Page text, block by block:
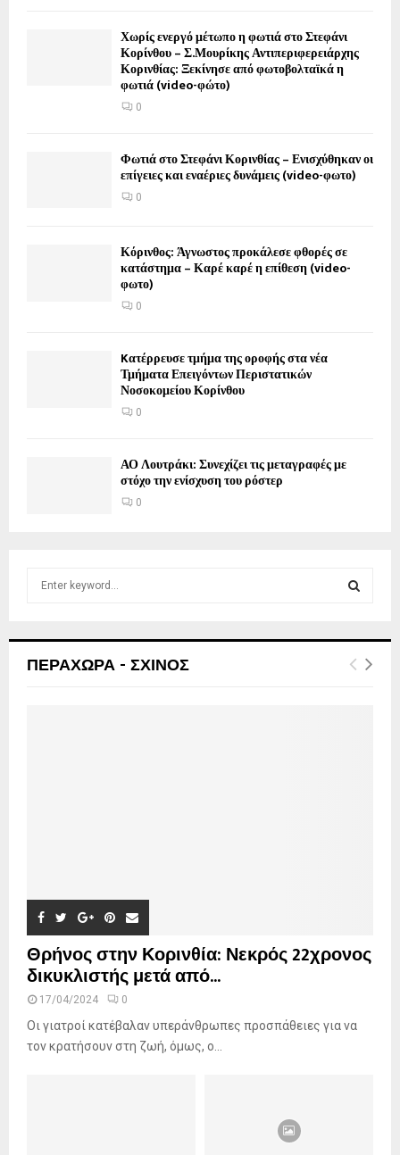
Χωρίς ενεργό μέτωπο η φωτιά στο Στεφάνι
Κορίνθου – Σ.Μουρίκης Αντιπεριφερειάρχης
Κορινθίας: Ξεκίνησε από φωτοβολταϊκά η
φωτιά (video-φώτο)
0
Φωτιά στο Στεφάνι Κορινθίας – Ενισχύθηκαν οι
επίγειες και εναέριες δυνάμεις (video-φωτο)
0
Κόρινθος: Άγνωστος προκάλεσε φθορές σε
κατάστημα – Καρέ καρέ η επίθεση (video-
φωτο)
0
Kατέρρευσε τμήμα της οροφής στα νέα
Τμήματα Επειγόντων Περιστατικών
Νοσοκομείου Κορίνθου
0
ΑΟ Λουτράκι: Συνεχίζει τις μεταγραφές με
στόχο την ενίσχυση του ρόστερ
0
h
E
ΠΕΡΑΧΩΡΑ - ΣΧΙΝΟΣ
Θρήνος στην Κορινθία: Νεκρός 22χρονος
δικυκλιστής μετά από...
17/04/2024 0
Οι γιατροί κατέβαλαν υπεράνθρωπες προσπάθειες για να
τον κρατήσουν στη ζωή, όμως, ο...